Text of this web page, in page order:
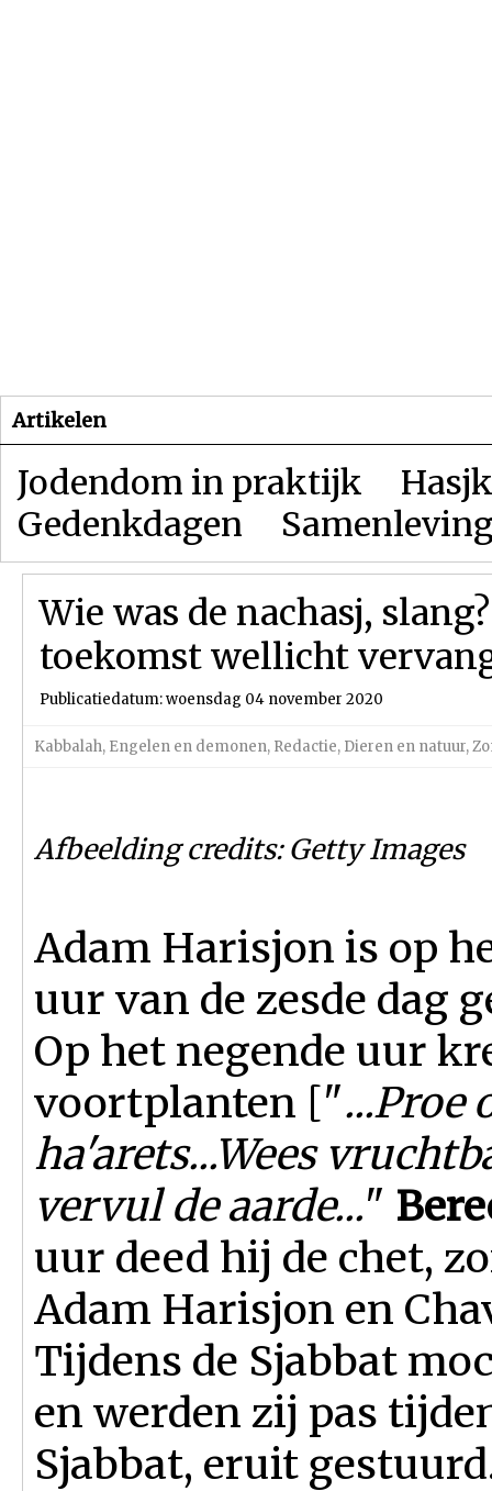
Artikelen
Jodendom in praktijk
Gedenkdagen
Wie was de nachasj,
toekomst wellicht
Publicatiedatum: woensdag 04 november 2020
Kabbalah, Engelen en demonen, Redactie, Dieren en natuur,
Afbeelding credits: Getty Images
Adam Harisjon is op
uur van de zesde dag
Op het negende uur
voortplanten ["...Proe
ha'arets...Wees
vervul de aarde..."
uur deed hij de chet,
Adam Harisjon en
Tijdens de Sjabbat
en werden zij pas
Sjabbat, eruit